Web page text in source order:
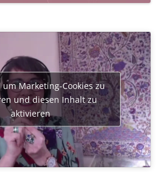
um Marketing-Cookies zu
und diesen Inhalt zu
aktivieren